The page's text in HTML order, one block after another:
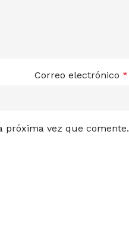
Correo electrónico *
próxima vez que comente.